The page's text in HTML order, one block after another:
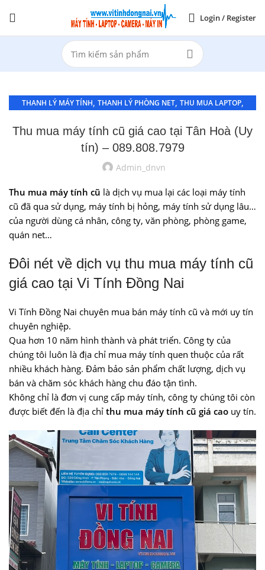
Login / Register
THANH LÝ MÁY TÍNH, THANH LÝ PHÒNG NET, THU MUA LAPTOP,
THU MUA MÁY TÍNH CỦ
Thu mua máy tính cũ giá cao tại Tân Hoà (Uy
tín) – 089.808.7979
Admin_dnvn
Thu mua máy tính cũ là dịch vụ mua lại các loại máy tính
cũ đã qua sử dụng, máy tính bị hỏng, máy tính sử dụng lâu…
của người dùng cá nhân, công ty, văn phòng, phòng game,
quán net…
Đôi nét về dịch vụ thu mua máy tính cũ
giá cao tại Vi Tính Đồng Nai
Vi Tính Đồng Nai chuyên mua bán máy tính cũ và mới uy tín
chuyên nghiệp.
Qua hơn 10 năm hình thành và phát triển. Công ty của
chúng tôi luôn là địa chỉ mua máy tính quen thuộc của rất
nhiều khách hàng. Đảm bảo sản phẩm chất lượng, dịch vụ
bán và chăm sóc khách hàng chu đáo tận tình.
Không chỉ là đơn vị cung cấp máy tính, công ty chúng tôi còn
được biết đến là địa chỉ thu mua máy tính cũ giá cao uy tín.